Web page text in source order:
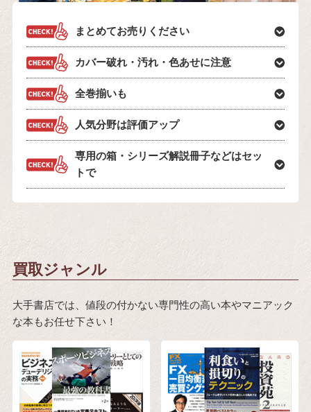
まとめてお売りください
カバー破れ・汚れ・色あせに注意
全巻揃いも
人気分野は評価アップ
専用の箱・シリーズ解説冊子などはセッ
トで
買取ジャンル
大手書店では、値段の付かない専門性の高い本やマニアック
な本もお任せ下さい！